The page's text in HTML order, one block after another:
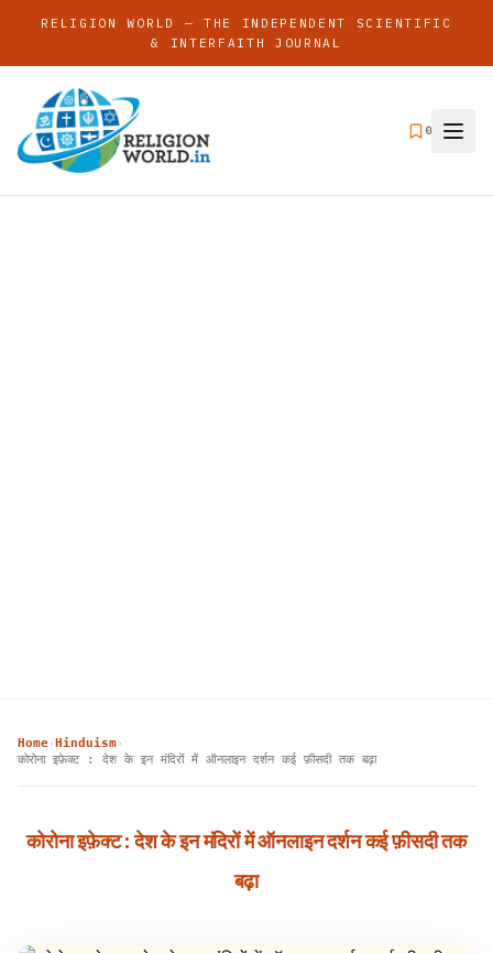
RELIGION WORLD — THE INDEPENDENT SCIENTIFIC
& INTERFAITH JOURNAL
0
Home› Hinduism›
कोरोना इफ़ेक्ट : देश के इन मंदिरों में ऑनलाइन दर्शन कई फ़ीसदी तक बढ़ा
कोरोना इफ़ेक्ट : देश के इन मंदिरों में ऑनलाइन दर्शन कई फ़ीसदी तक
बढ़ा